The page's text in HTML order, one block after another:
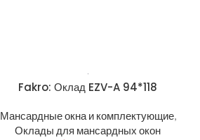
Fakro: Оклад EZV-A 94*118
Мансардные окна и комплектующие,
Оклады для мансардных окон